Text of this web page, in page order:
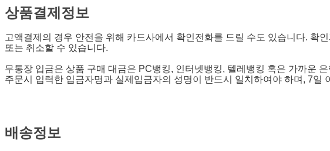
상품결제정보
고액결제의 경우 안전을 위해 카드사에서 확인전화를 드릴 수도 있습니다. 확
또는 취소할 수 있습니다.
무통장 입금은 상품 구매 대금은 PC뱅킹, 인터넷뱅킹, 텔레뱅킹 혹은 가까운
주문시 입력한 입금자명과 실제입금자의 성명이 반드시 일치하여야 하며, 7
배송정보